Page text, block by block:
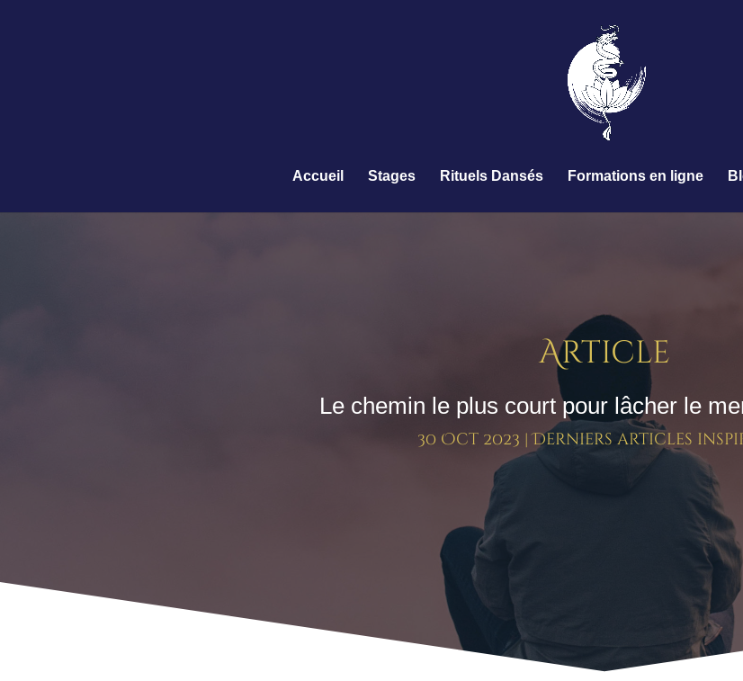
Accueil Stages Rituels Dansés Formations en ligne
Article
Le chemin le plus court pour lâcher le
30 Oct 2023 |Derniers articles